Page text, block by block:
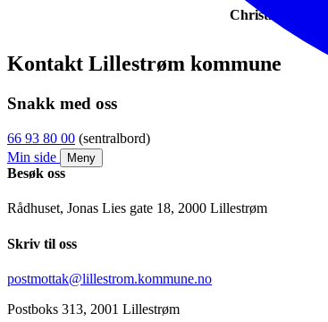
Min side Meny
Christian, en
Kontakt Lillestrøm kommune
Snakk med oss
66 93 80 00 (sentralbord)
Besøk oss
Rådhuset, Jonas Lies gate 18, 2000 Lillestrøm
Skriv til oss
postmottak@lillestrom.kommune.no
Postboks 313, 2001 Lillestrøm